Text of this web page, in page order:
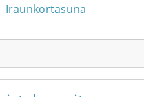
Iraunkortasuna